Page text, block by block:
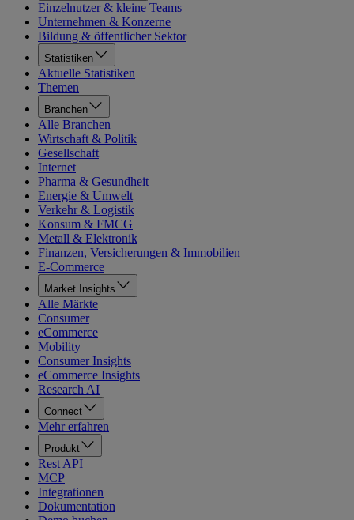
Einzelnutzer & kleine Teams
Unternehmen & Konzerne
Bildung & öffentlicher Sektor
Statistiken
Aktuelle Statistiken
Themen
Branchen
Alle Branchen
Wirtschaft & Politik
Gesellschaft
Internet
Pharma & Gesundheit
Energie & Umwelt
Verkehr & Logistik
Konsum & FMCG
Metall & Elektronik
Finanzen, Versicherungen & Immobilien
E-Commerce
Market Insights
Alle Märkte
Consumer
eCommerce
Mobility
Consumer Insights
eCommerce Insights
Research AI
Connect
Mehr erfahren
Produkt
Rest API
MCP
Integrationen
Dokumentation